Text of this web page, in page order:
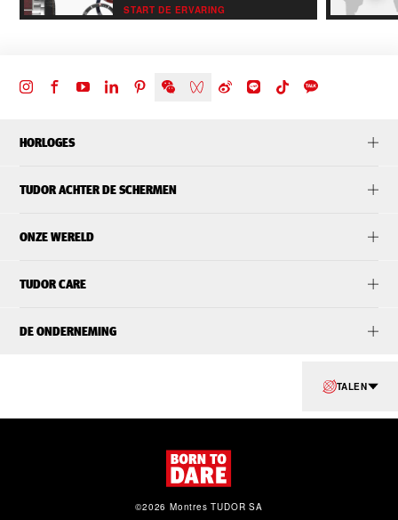
START DE ERVARING
HORLOGES
TUDOR ACHTER DE SCHERMEN
ONZE WERELD
TUDOR CARE
DE ONDERNEMING
TALEN
©2026 Montres TUDOR SA